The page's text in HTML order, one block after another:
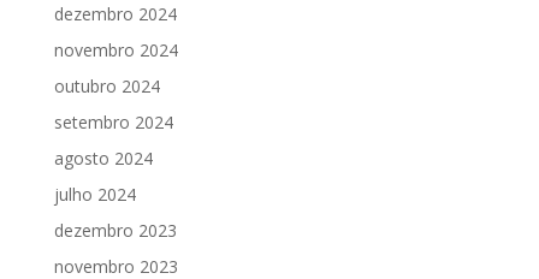
dezembro 2024
novembro 2024
outubro 2024
setembro 2024
agosto 2024
julho 2024
dezembro 2023
novembro 2023